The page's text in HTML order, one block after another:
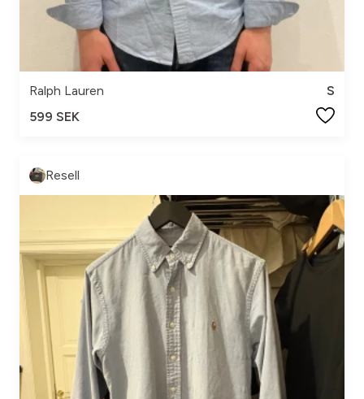
Ralph Lauren
S
599 SEK
Resell